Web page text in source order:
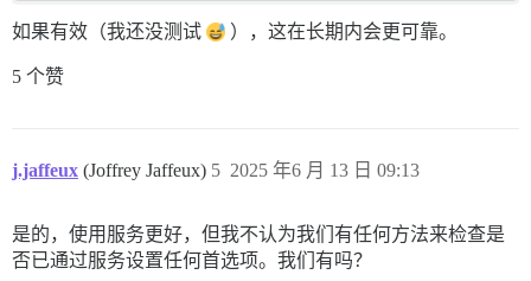
如果有效（我还没测试 ），这在长期内会更可靠。
5 个赞
j.jaffeux (Joffrey Jaffeux) 2025 年6 月 13 日 09:13
5
是的，使用服务更好，但我不认为我们有任何方法来检查是
否已通过服务设置任何首选项。我们有吗？